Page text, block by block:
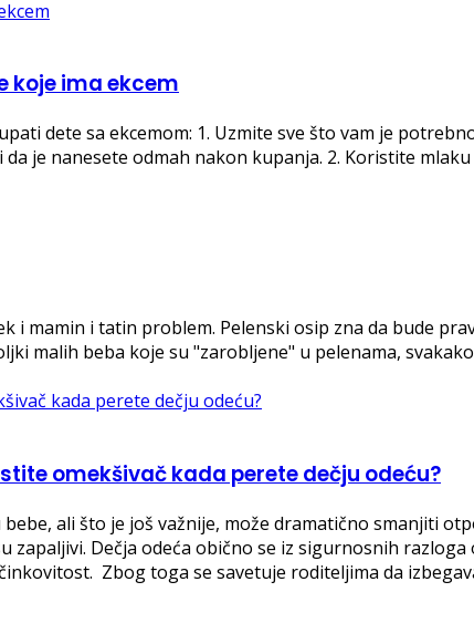
koje ima ekcem
dete sa ekcemom: 1. Uzmite sve što vam je
je nanesete odmah nakon kupanja. 2. Koristite
i mamin i tatin problem. Pelenski osip zna da bude
malih beba koje su "zarobljene" u pelenama,
omekšivač kada perete dečju odeću?
ali što je još važnije, može dramatično smanjiti
Dečja odeća obično se iz sigurnosnih
Zbog toga se savetuje roditeljima da